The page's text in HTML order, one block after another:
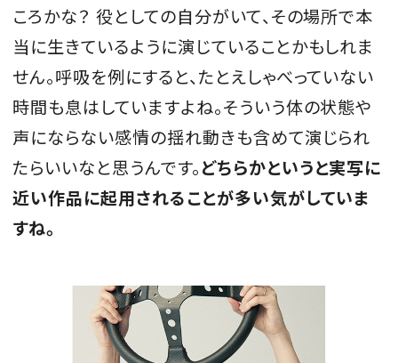
ころかな？ 役としての自分がいて、その場所で本
当に生きているように演じていることかもしれま
せん。呼吸を例にすると、たとえしゃべっていない
時間も息はしていますよね。そういう体の状態や
声にならない感情の揺れ動きも含めて演じられ
たらいいなと思うんです。どちらかというと実写に
近い作品に起用されることが多い気がしていま
すね。